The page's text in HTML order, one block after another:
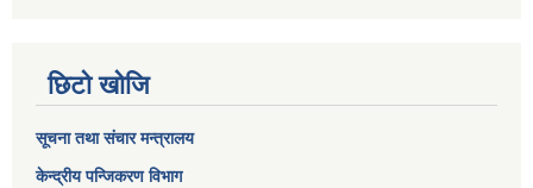
छिटो खोजि
सूचना तथा संचार मन्त्रालय
केन्द्रीय पन्जिकरण विभाग